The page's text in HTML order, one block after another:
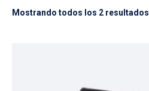
Mostrando todos los 2 resultados